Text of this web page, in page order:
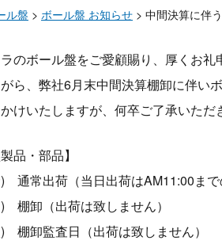
ル盤 > ボール盤 お知らせ > 中間決算に伴
のボール盤をご愛顧賜り、厚くお礼
ら、弊社6月末中間決算棚卸に伴い
けいたしますが、何卒ご了承いただ
品・部品】
通常出荷（当日出荷はAM11:00まで
棚卸（出荷は致しません）
棚卸監査日（出荷は致しません）